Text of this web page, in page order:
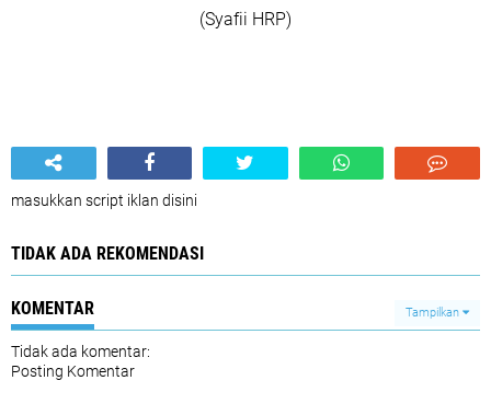
(Syafii HRP)
masukkan script iklan disini
TIDAK ADA REKOMENDASI
KOMENTAR Tampilkan
Tidak ada komentar:
Posting Komentar